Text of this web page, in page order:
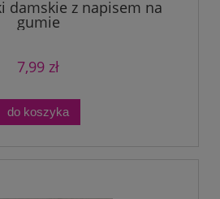
damskie z napisem na
gumie
7,99 zł
do koszyka